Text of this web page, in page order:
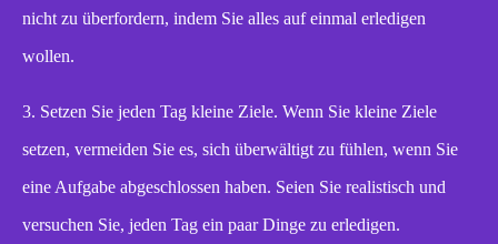
nicht zu überfordern, indem Sie alles auf einmal erledigen
wollen.
3. Setzen Sie jeden Tag kleine Ziele. Wenn Sie kleine Ziele
setzen, vermeiden Sie es, sich überwältigt zu fühlen, wenn Sie
eine Aufgabe abgeschlossen haben. Seien Sie realistisch und
versuchen Sie, jeden Tag ein paar Dinge zu erledigen.